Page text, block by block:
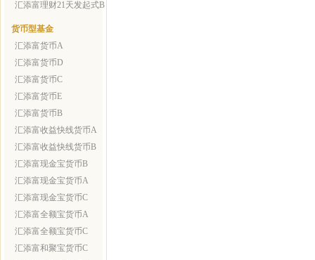
汇添富理财21天发起式B
货币型基金
汇添富货币A
汇添富货币D
汇添富货币C
汇添富货币E
汇添富货币B
汇添富收益快线货币A
汇添富收益快线货币B
汇添富现金宝货币B
汇添富现金宝货币A
汇添富现金宝货币C
汇添富全额宝货币A
汇添富全额宝货币C
汇添富和聚宝货币C